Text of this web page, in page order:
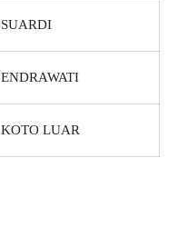
SUARDI
ENDRAWATI
KOTO LUAR